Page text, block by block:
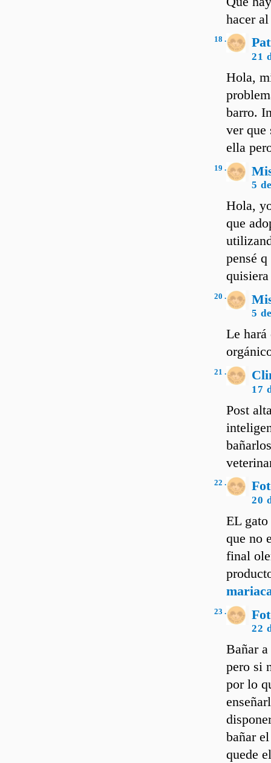
hacer
18 .
21
Hola,
barro.
ver que
ella
19 .
5
Hola,
que
pensé
20 .
5
Le
21 .
17
Post
22 .
20
EL
que no
final
23 .
22
Bañar
pero si
por lo
bañar
quede